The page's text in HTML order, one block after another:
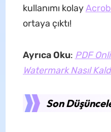
kullanımı kolay
ortaya çıktı!
Ayrıca Oku: PDF
Watermark Nasıl
Son